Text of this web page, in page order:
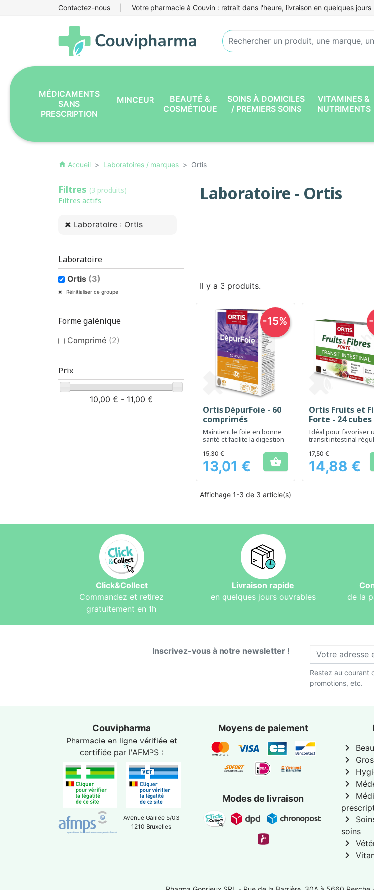
Contactez-nous Votre pharmacie à Couvin : retrait dans l'heure, livraison en quelques jours
MÉDICAMENTS
SANS
PRESCRIPTION
MINCEUR
BEAUTÉ &
COSMÉTIQUE
SOINS À DOMICILES
/ PREMIERS SOINS
VITAMINES &
NUTRIMENTS
home Accueil Laboratoires / marques Ortis
Filtres (3 produits)
Filtres actifs
Laboratoire : Ortis
Laboratoire
Ortis (3)
Réinitialiser ce groupe
Forme galénique
Comprimé (2)
Prix
10,00 € - 11,00 €
Laboratoire - Ortis
Il y a 3 produits.
 Aperçu rapide
Ortis DépurFoie - 60
comprimés
Maintient le foie en bonne
santé et facilite la digestion
Prix
15,30 €
13,01 € 
-15%
 Aperçu
Ortis Fruits et
Forte - 24 cubes
Idéal pour favoriser
transit intestinal
Prix
17,50 €
14,88 €
Affichage 1-3 de 3 article(s)
Click&Collect
Commandez et retirez
gratuitement en 1h
Livraison rapide
en quelques jours ouvrables
de la
Inscrivez-vous à notre newsletter !
Restez au courant
promotions, etc.
Couvipharma
Pharmacie en ligne vérifiée et
certifiée par l'AFMPS:
Avenue Galilée 5/03
1210 Bruxelles
Moyens de paiement
Modes de livraison
chevron_right
chevron_right
chevron_right
chevron_right
chevron_right
chevron_right
soins
chevron_right
chevron_right